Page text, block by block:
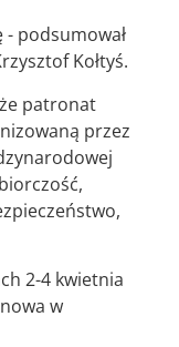
- podsumował
Kołtyś.
patronat
przez
2-4 kwietnia
w